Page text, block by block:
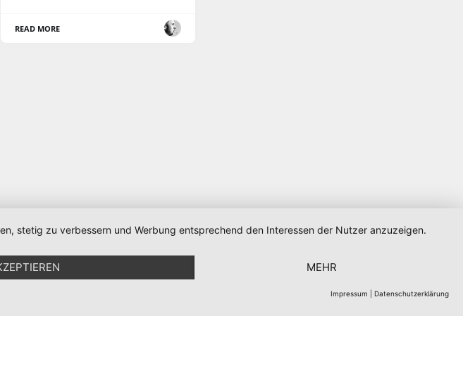
READ MORE
Home
stetig zu verbessern und Werbung entsprechend den Interessen der Nutzer anzuzeigen.
MEHR
Impressum Datenschutzerklärung